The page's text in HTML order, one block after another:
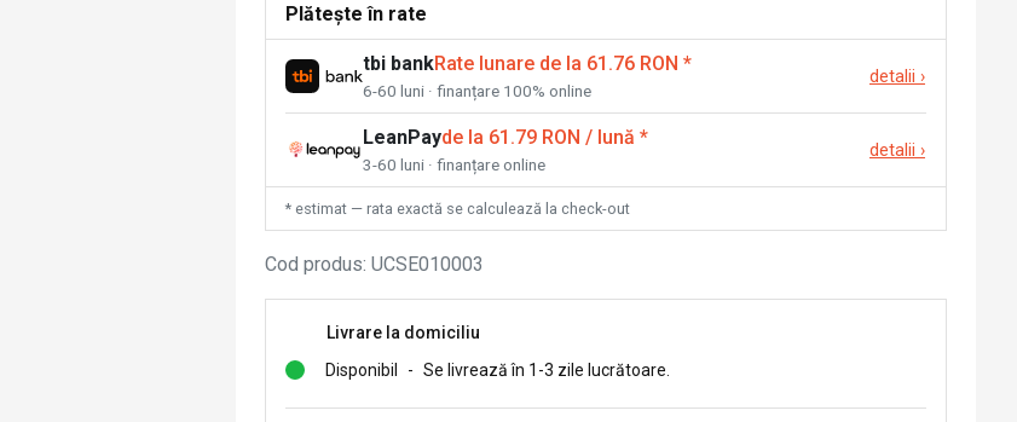
Plătește în rate
tbi bankRate lunare de la 61.76 RON *
6-60 luni · finanțare 100% online
detalii ›
LeanPayde la 61.79 RON / lună *
3-60 luni · finanțare online
detalii ›
* estimat — rata exactă se calculează la check-out
Cod produs: UCSE010003
Livrare la domiciliu
Disponibil
- Se livrează în 1-3 zile lucrătoare.